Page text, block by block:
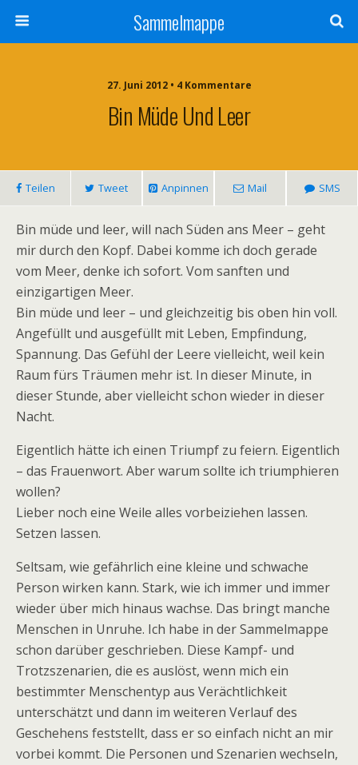
Sammelmappe
27. Juni 2012 • 4 Kommentare
Bin Müde Und Leer
Teilen Tweet Anpinnen Mail SMS
Bin müde und leer, will nach Süden ans Meer – geht
mir durch den Kopf. Dabei komme ich doch gerade
vom Meer, denke ich sofort. Vom sanften und
einzigartigen Meer.
Bin müde und leer – und gleichzeitig bis oben hin voll.
Angefüllt und ausgefüllt mit Leben, Empfindung,
Spannung. Das Gefühl der Leere vielleicht, weil kein
Raum fürs Träumen mehr ist. In dieser Minute, in
dieser Stunde, aber vielleicht schon wieder in dieser
Nacht.
Eigentlich hätte ich einen Triumpf zu feiern. Eigentlich
– das Frauenwort. Aber warum sollte ich triumphieren
wollen?
Lieber noch eine Weile alles vorbeiziehen lassen.
Setzen lassen.
Seltsam, wie gefährlich eine kleine und schwache
Person wirken kann. Stark, wie ich immer und immer
wieder über mich hinaus wachse. Das bringt manche
Menschen in Unruhe. Ich habe in der Sammelmappe
schon darüber geschrieben. Diese Kampf- und
Trotzszenarien, die es auslöst, wenn mich ein
bestimmter Menschentyp aus Verächtlichkeit
unterschätzt und dann im weiteren Verlauf des
Geschehens feststellt, dass er so einfach nicht an mir
vorbei kommt. Die Personen und Szenarien wechseln,